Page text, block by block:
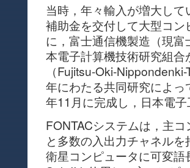
当時，年々輸入が増大し
補助金を交付して大型コ
に，富士通信機製造（現
本電子計算機技術研究組
（Fujitsu-Oki-
年にわたる共同研究によ
年11月に完成し，日本電
FONTACシステムは，主
と多数の入出力チャネル
衛星コンピュータに可変